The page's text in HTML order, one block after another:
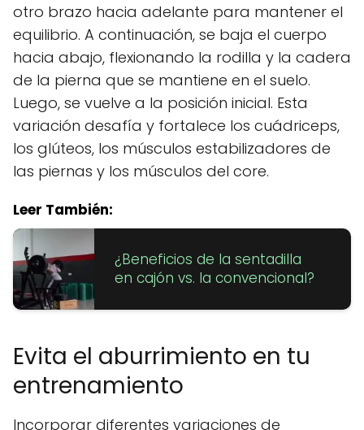
otro brazo hacia adelante para mantener el
equilibrio. A continuación, se baja el cuerpo
hacia abajo, flexionando la rodilla y la cadera
de la pierna que se mantiene en el suelo.
Luego, se vuelve a la posición inicial. Esta
variación desafía y fortalece los cuádriceps,
los glúteos, los músculos estabilizadores de
las piernas y los músculos del core.
Leer También:
¿Beneficios de la sentadilla
en cajón vs. la convencional?
Evita el aburrimiento en tu
entrenamiento
Incorporar diferentes variaciones de